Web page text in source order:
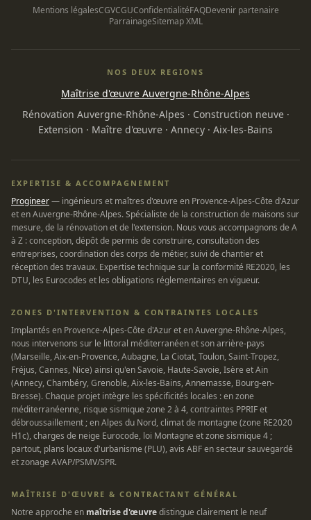
Mentions légalesCGVCGUConfidentialitéFAQDevenir partenaire
ParrainageSitemap XML
NOS DEUX REGIONS
Maîtrise d'œuvre Auvergne-Rhône-Alpes
Rénovation Auvergne-Rhône-Alpes · Construction neuve·
Extension · Maître d'œuvre · Annecy · Aix-les-Bains
EXPERTISE & ACCOMPAGNEMENT
Progineer— ingénieurs et maîtres d'œuvre en Provence-Alpes-Côte d'Azur
et en Auvergne-Rhône-Alpes. Spécialiste de la construction de maisons sur
mesure, de la rénovation et de l'extension. Nous vous accompagnons de A
à Z : conception, dépôt de permis de construire, consultation des
entreprises, coordination des corps de métier, suivi de chantier et
réception des travaux. Expertise technique sur la conformité RE2020, les
DTU, les Eurocodes et les obligations réglementaires en vigueur.
ZONES D'INTERVENTION & CONTRAINTES LOCALES
Implantés en Provence-Alpes-Côte d'Azur et en Auvergne-Rhône-Alpes,
nous intervenons sur le littoral méditerranéen et son arrière-pays
(Marseille, Aix-en-Provence, Aubagne, La Ciotat, Toulon, Saint-Tropez,
Fréjus, Cannes, Nice) ainsi qu'en Savoie, Haute-Savoie, Isère et Ain
(Annecy, Chambéry, Grenoble, Aix-les-Bains, Annemasse, Bourg-en-
Bresse). Chaque projet intègre les spécificités locales : en zone
méditerranéenne, risque sismique zone 2 à 4, contraintes PPRIF et
débroussaillement ; en Alpes du Nord, climat de montagne (zone RE2020
H1c), charges de neige Eurocode, loi Montagne et zone sismique 4 ;
partout, plans locaux d'urbanisme (PLU), avis ABF en secteur sauvegardé
et zonage AVAP/PSMV/SPR.
MAÎTRISE D'ŒUVRE & CONTRACTANT GÉNÉRAL
Notre approche en maîtrise d'œuvredistingue clairement le neuf